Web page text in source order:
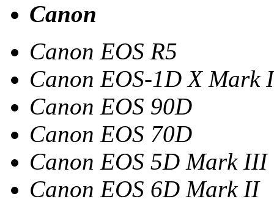
Canon
Canon EOS R5
Canon EOS-1D X Mark
Canon EOS 90D
Canon EOS 70D
Canon EOS 5D Mark III
Canon EOS 6D Mark II